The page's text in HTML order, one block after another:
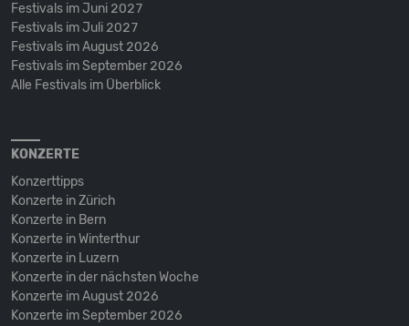
Festivals im Juni 2027
Festivals im Juli 2027
Festivals im August 2026
Festivals im September 2026
Alle Festivals im Überblick
KONZERTE
Konzerttipps
Konzerte in Zürich
Konzerte in Bern
Konzerte in Winterthur
Konzerte in Luzern
Konzerte in der nächsten Woche
Konzerte im August 2026
Konzerte im September 2026